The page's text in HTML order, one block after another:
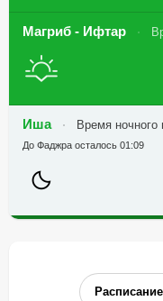
Магриб - Ифтар
Иша Время ночного
До Фаджра осталось 01:09